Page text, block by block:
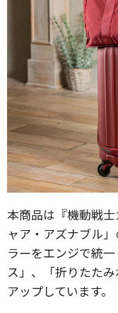
本商品は『機動戦
ャア・アズナブル
ラーをエンジで統
ス」、「折りたた
アップしています。